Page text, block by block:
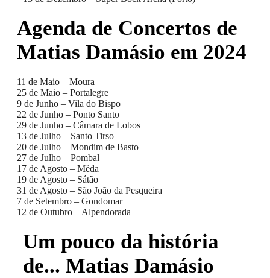
Agenda de Concertos de
Matias Damásio em 2024
11 de Maio – Moura
25 de Maio – Portalegre
9 de Junho – Vila do Bispo
22 de Junho – Ponto Santo
29 de Junho – Câmara de Lobos
13 de Julho – Santo Tirso
20 de Julho – Mondim de Basto
27 de Julho – Pombal
17 de Agosto – Mêda
19 de Agosto – Sátão
31 de Agosto – São João da Pesqueira
7 de Setembro – Gondomar
12 de Outubro – Alpendorada
Um pouco da história
de... Matias Damásio